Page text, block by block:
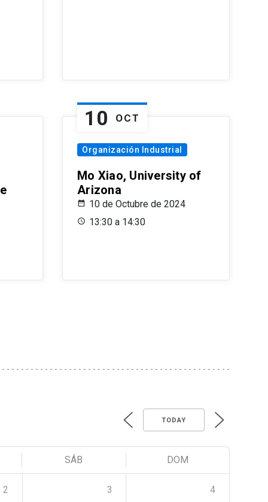
10 OCT
Organización Industrial
Mo Xiao, University of
Arizona
10 de Octubre de 2024
13:30 a 14:30
TODAY
SÁB DOM
2 3 4